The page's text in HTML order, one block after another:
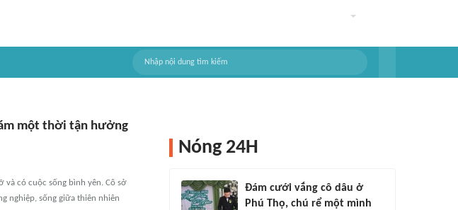
một thời tận hưởng
và có cuộc sống bình yên. Cô sở
nghiệp, sống giữa thiên nhiên
Nóng 24H
Đám cưới vắng cô dâu ở
Phú Thọ, chú rể một mình